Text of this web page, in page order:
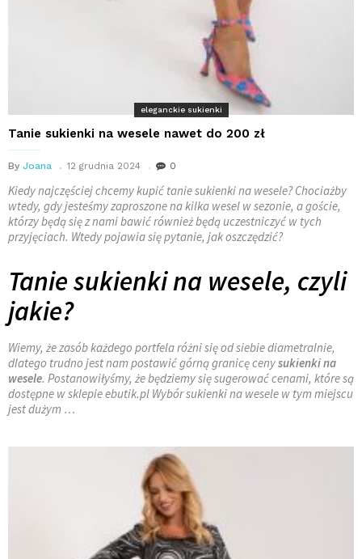
eleganckie sukienki
Tanie sukienki na wesele nawet do 200 zł
By Joana 12 grudnia 2024 0
Kiedy najczęściej chcemy kupić tanie sukienki na wesele? Chociażby
wtedy, gdy jesteśmy zaproszone na kilka wesel w sezonie, a goście,
którzy będą się z nami bawić również będą uczestniczyć w tych
przyjęciach. Wtedy pojawia się pytanie, jak oszczędzić?
Tanie sukienki na wesele, czyli
jakie?
Wiemy, że zasób każdego portfela różni się od siebie diametralnie,
dlatego trudno jest nam postawić górną granicę cenysukienki na
wesele. Postanowiłyśmy, że będziemy się sugerować cenami, które są
dostępne w sklepie ebutik.pl Wybór sukienki na wesele w tym miejscu
jest dużym …